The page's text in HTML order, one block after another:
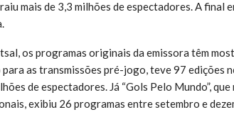
mais de 3,3 milhões de espectadores. A final
os programas originais da emissora têm
para as transmissões pré-jogo, teve 97 edições
de espectadores. Já “Gols Pelo Mundo”,
exibiu 26 programas entre setembro e